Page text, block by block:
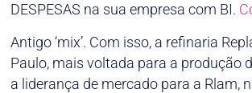
DESPESAS na sua empresa com BI.
Antigo ‘mix’. Com isso, a refinaria
Paulo, mais voltada para a produção
a liderança de mercado para a Rlam,